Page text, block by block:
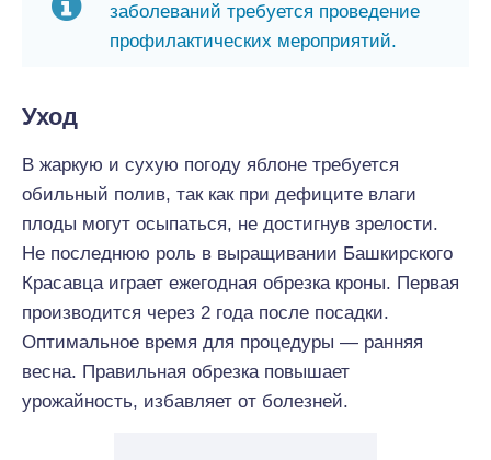
заболеваний требуется проведение
профилактических мероприятий.
Уход
В жаркую и сухую погоду яблоне требуется
обильный полив, так как при дефиците влаги
плоды могут осыпаться, не достигнув зрелости.
Не последнюю роль в выращивании Башкирского
Красавца играет ежегодная обрезка кроны. Первая
производится через 2 года после посадки.
Оптимальное время для процедуры — ранняя
весна. Правильная обрезка повышает
урожайность, избавляет от болезней.